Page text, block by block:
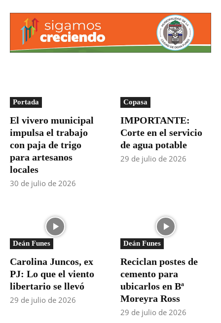
Portada
El vivero municipal
impulsa el trabajo
con paja de trigo
para artesanos
locales
30 de julio de 2026
Copasa
IMPORTANTE:
Corte en el servicio
de agua potable
29 de julio de 2026
Deán Funes
Carolina Juncos, ex
PJ: Lo que el viento
libertario se llevó
29 de julio de 2026
Deán Funes
Reciclan postes de
cemento para
ubicarlos en Bª
Moreyra Ross
29 de julio de 2026